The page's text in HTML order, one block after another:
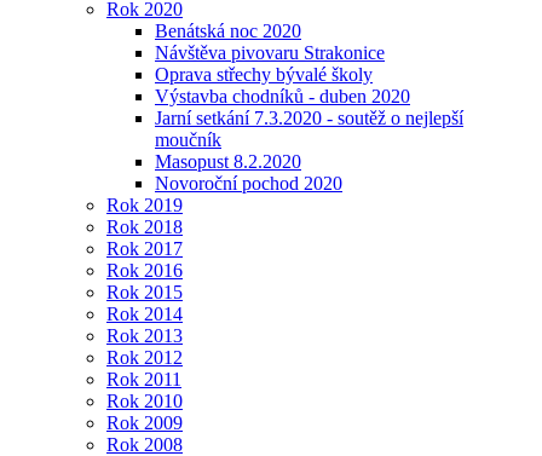
Rok 2020
Benátská noc 2020
Návštěva pivovaru Strakonice
Oprava střechy bývalé školy
Výstavba chodníků - duben 2020
Jarní setkání 7.3.2020 - soutěž o nejlepší
moučník
Masopust 8.2.2020
Novoroční pochod 2020
Rok 2019
Rok 2018
Rok 2017
Rok 2016
Rok 2015
Rok 2014
Rok 2013
Rok 2012
Rok 2011
Rok 2010
Rok 2009
Rok 2008